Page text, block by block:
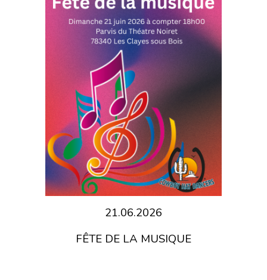
21.06.2026
FÊTE DE LA MUSIQUE